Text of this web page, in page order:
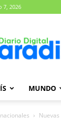
7, 2026
MUNDO